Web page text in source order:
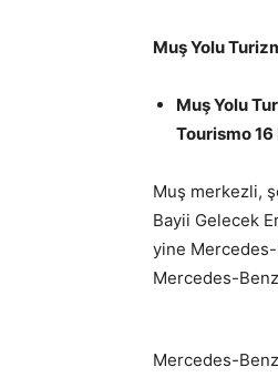
Muş Yolu
Muş Yolu
Tourismo
Muş merkezli,
Bayii Gelecek
yine Mercedes-
Mercedes-
Mercedes-